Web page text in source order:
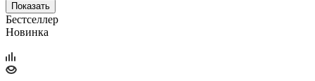
Показать
Бестселлер
Новинка